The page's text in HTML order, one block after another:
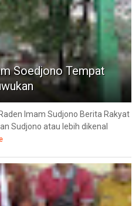
Soedjono Tempat
Imam Sudjono Berita Rakyat
Sudjono atau lebih dikenal